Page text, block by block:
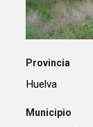
Provincia
Huelva
Municipio